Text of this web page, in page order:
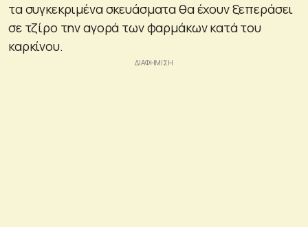
τα συγκεκριμένα σκευάσματα θα έχουν ξεπεράσει
σε τζίρο την αγορά των φαρμάκων κατά του
καρκίνου.